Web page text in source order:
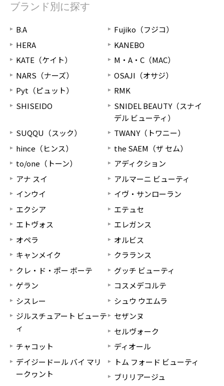
ブランド別に探す
B.A
Fujiko（フジコ）
HERA
KANEBO
KATE（ケイト）
M・A・C（MAC）
NARS（ナーズ）
OSAJI（オサジ）
Pyt（ピュット）
RMK
SHISEIDO
SNIDEL BEAUTY（スナイ
デル ビューティ）
SUQQU（スック）
TWANY（トワニー）
hince（ヒンス）
the SAEM（ザ セム）
to/one（トーン）
アディクション
アナ スイ
アルマーニ ビューティ
インウイ
イヴ・サンローラン
エクシア
エテュセ
エトヴォス
エレガンス
オペラ
オルビス
キャンメイク
クラランス
クレ・ド・ポー ボーテ
グッチ ビューティ
ゲラン
コスメデコルテ
シスレー
シュウ ウエムラ
ジルスチュアート ビューテ
ィ
セザンヌ
セルヴォーク
チャコット
ディオール
デイジードール バイ マリ
ークヮント
トム フォード ビューティ
ブリリアージュ